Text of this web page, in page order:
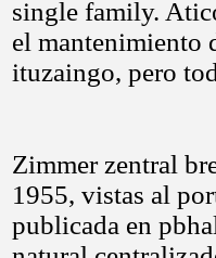
single family.
el mantenimiento
ituzaingo, pero
Zimmer zentral
1955, vistas al
publicada en